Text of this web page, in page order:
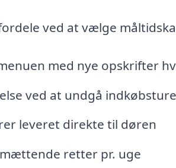
ved at vælge
med nye opskrifter
ved at undgå indkøbsture
leveret direkte til døren
retter pr. uge